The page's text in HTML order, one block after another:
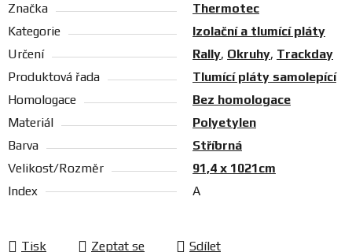
Značka
Thermotec
Kategorie
Izolační a tlumící pláty
Určení
Rally, Okruhy, Trackday
Produktová řada
Tlumící pláty samolepící
Homologace
Bez homologace
Materiál
Polyetylen
Barva
Stříbrná
Velikost/Rozměr
91,4 x 1021cm
Index
A
Tisk Zeptat se Sdílet